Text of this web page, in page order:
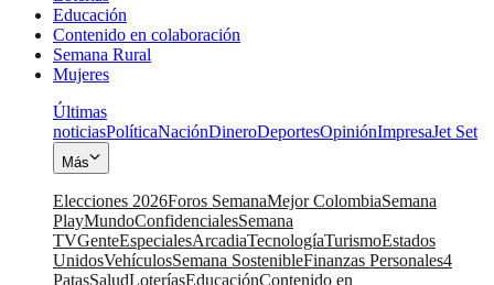
Educación
Contenido en colaboración
Semana Rural
Mujeres
Últimas
noticiasPolíticaNaciónDineroDeportesOpiniónImpresaJet Set
Más
Elecciones 2026Foros SemanaMejor ColombiaSemana
PlayMundoConfidencialesSemana
TVGenteEspecialesArcadiaTecnologíaTurismoEstados
UnidosVehículosSemana SostenibleFinanzas Personales4
PatasSaludLoteríasEducaciónContenido en